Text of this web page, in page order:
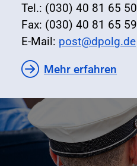
Tel.: (030) 40 81 65 50
Fax: (030) 40 81 65 59
E-Mail: post@dpolg.de
Mehr erfahren